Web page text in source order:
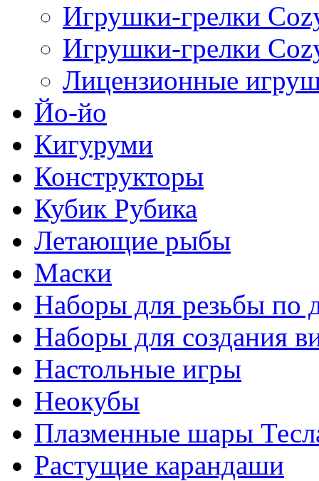
Игрушки-грелки
Игрушки-грелки
Лицензионные
Йо-йо
Кигуруми
Конструкторы
Кубик Рубика
Летающие рыбы
Маски
Наборы для резьбы по
Наборы для создания
Настольные игры
Неокубы
Плазменные шары
Растущие карандаши